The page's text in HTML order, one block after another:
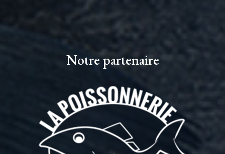
Notre partenaire